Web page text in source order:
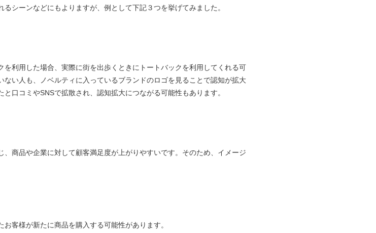
シーンなどにもよりますが、例として下記３つを挙げてみました。
利用した場合、実際に街を出歩くときにトートバックを利用してくれる可
い人も、ノベルティに入っているブランドのロゴを見ることで認知が拡大
口コミやSNSで拡散され、認知拡大につながる可能性もあります。
商品や企業に対して顧客満足度が上がりやすいです。そのため、イメージ
客様が新たに商品を購入する可能性があります。